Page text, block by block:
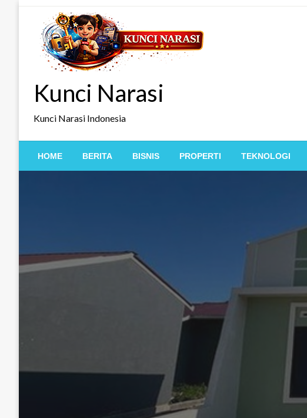
Kunci Narasi
Kunci Narasi Indonesia
HOME BERITA BISNIS PROPERTI TEKNOLOGI